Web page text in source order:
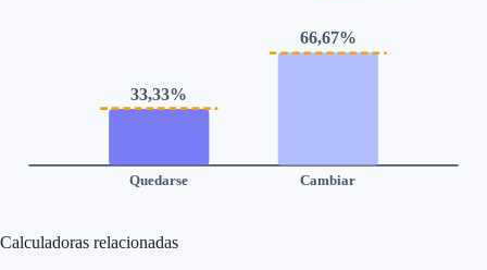
33,33%
Quedarse
66,67%
Cambiar
Calculadoras relacionadas